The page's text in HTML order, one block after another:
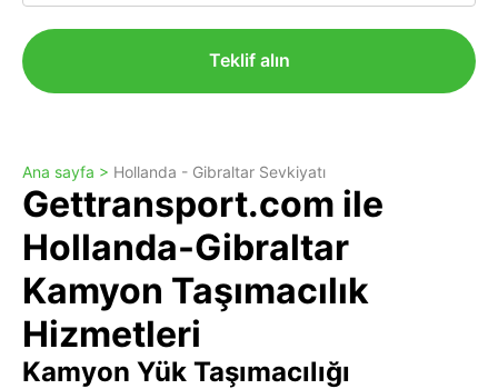
Teklif alın
Ana sayfa > Hollanda - Gibraltar Sevkiyatı
Gettransport.com ile
Hollanda-Gibraltar
Kamyon Taşımacılık
Hizmetleri
Kamyon Yük Taşımacılığı